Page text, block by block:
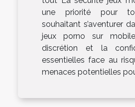
une priorité pour
souhaitant s’aventurer
jeux porno sur
discrétion et la
essentielles face au
menaces potentielles